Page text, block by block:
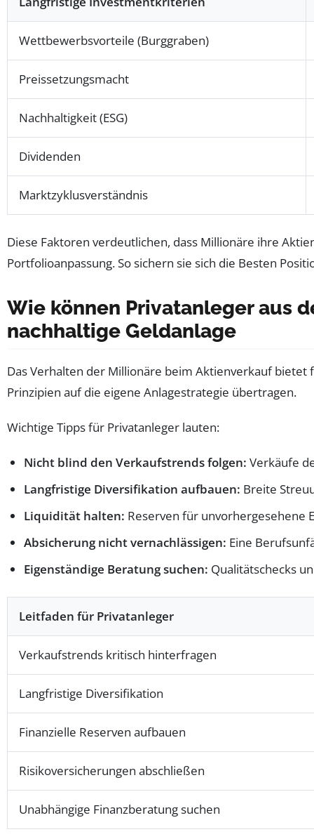
Wettbewerbsvorteile (Burggraben)
Preissetzungsmacht
Nachhaltigkeit (ESG)
Dividenden
Marktzyklusverständnis
Diese Faktoren verdeutlichen, dass Millionäre ihre
Portfolioanpassung. So sichern sie sich die Besten
Wie können Privatanleger aus
nachhaltige Geldanlage
Das Verhalten der Millionäre beim Aktienverkauf bietet
Prinzipien auf die eigene Anlagestrategie übertragen.
Wichtige Tipps für Privatanleger lauten:
Nicht blind den Verkaufstrends folgen: Verkäufe
Langfristige Diversifikation aufbauen: Breite
Liquidität halten: Reserven für unvorhergesehene
Absicherung nicht vernachlässigen: Eine
Eigenständige Beratung suchen: Qualitätschecks
Leitfaden für Privatanleger
Verkaufstrends kritisch hinterfragen
Langfristige Diversifikation
Finanzielle Reserven aufbauen
Risikoversicherungen abschließen
Unabhängige Finanzberatung suchen